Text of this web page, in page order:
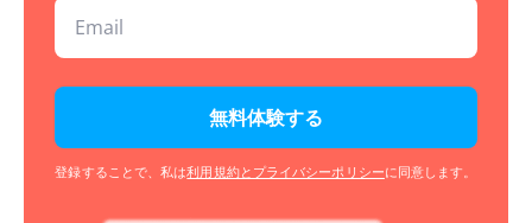
無料体験する
登録することで、私は利用規約とプライバシーポリシーに同意します。